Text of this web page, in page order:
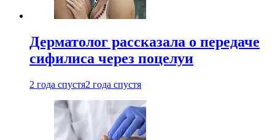
Дерматолог рассказала о передаче
сифилиса через поцелуи
2 года спустя2 года спустя